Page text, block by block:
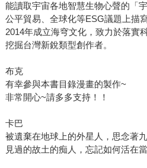
能讀取宇宙各地智慧生物心聲的「
公平貿易、全球化等ESG議題上描
2014年成立海穹文化，致力於落實
挖掘台灣新銳類型創作者。
布克
有幸參與本書目錄漫畫的製作~
非常開心~請多多支持！！
卡巴
被遺棄在地球上的外星人，思念著
見過的故土的痴人，忘記如何活在